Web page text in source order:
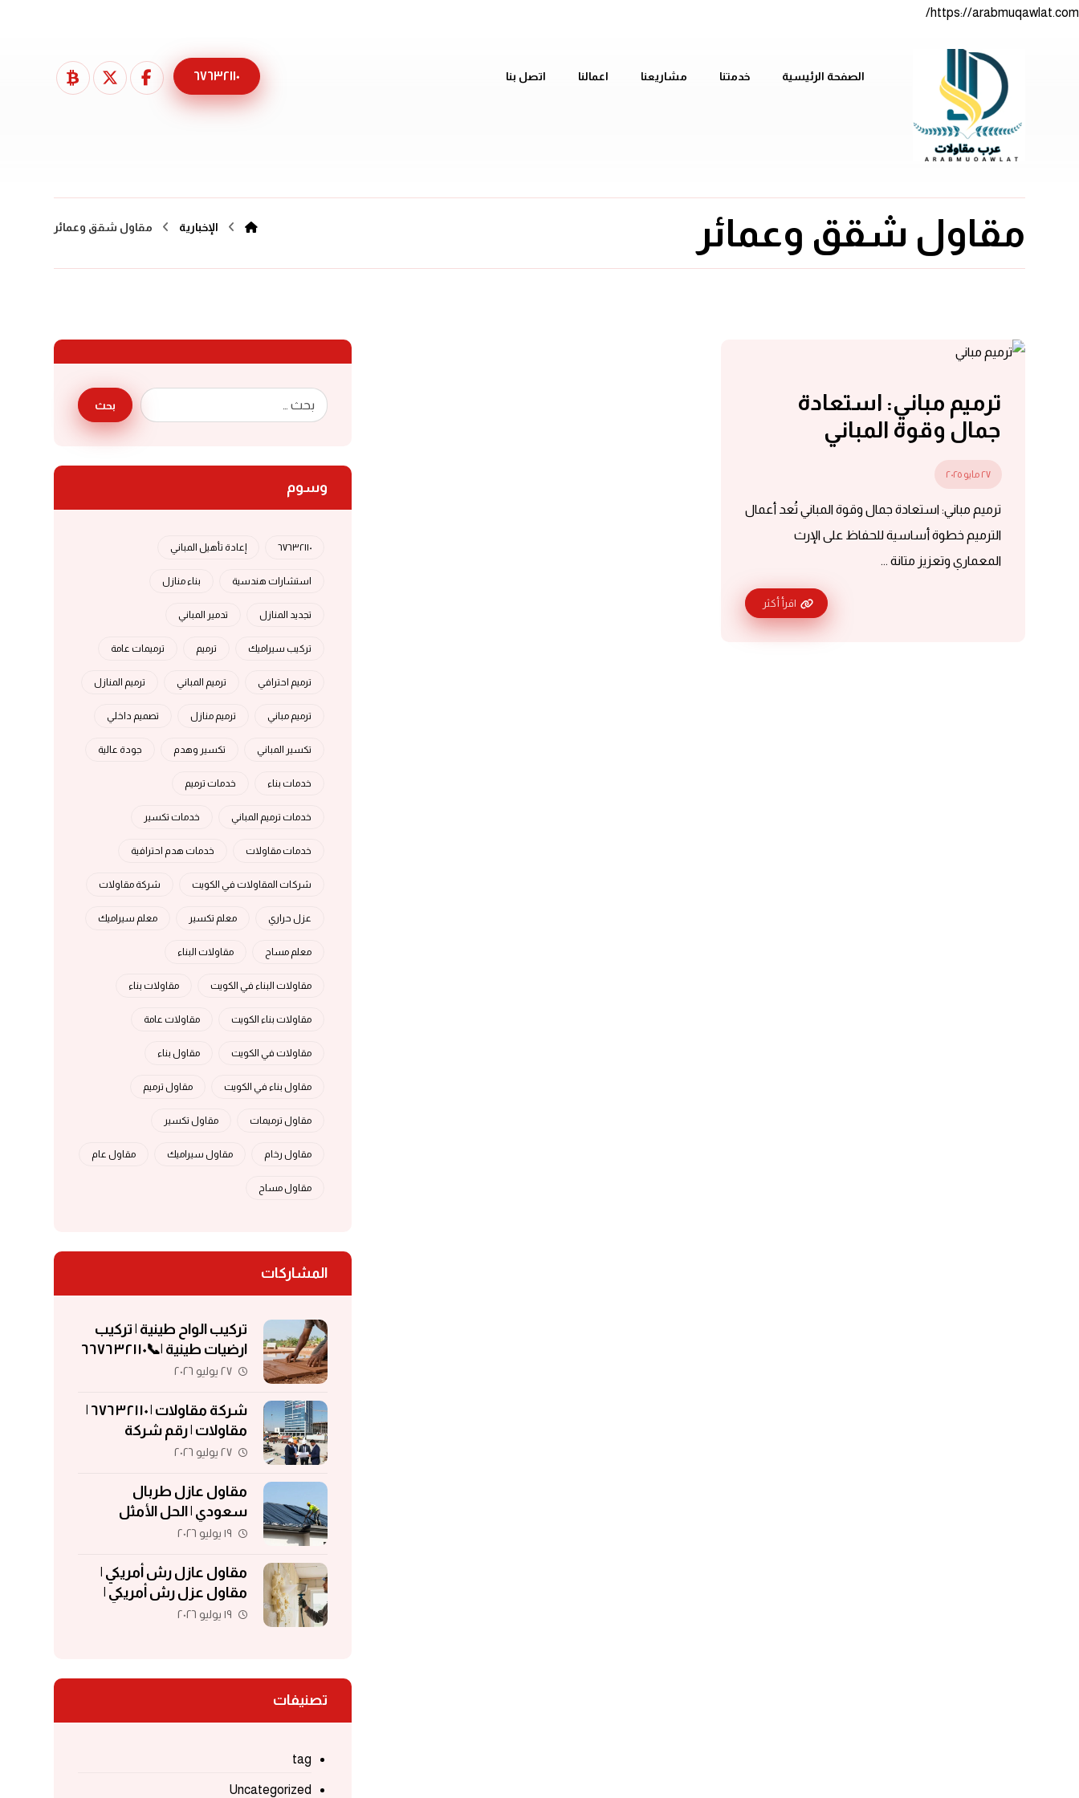
https://arabmuqawlat.com/
الصفحة الرئيسية خدمتنا مشاريعنا اعمالنا اتصل بنا ٦٧٦٣٢١١٠
مقاول شقق وعمائر الإخبارية مقاول شقق وعمائر
ترميم مباني: استعادة
جمال وقوة المباني
٢٧ مايو ٢٠٢٥
ترميم مباني: استعادة جمال وقوة المباني تُعد أعمال
الترميم خطوة أساسية للحفاظ على الإرث
المعماري وتعزيز متانة ...
اقرأ أكثر
بحث
وسوم
٦٧٦٣٢١١٠ إعادة تأهيل المباني
استشارات هندسية بناء منازل
تجديد المنازل تدمير المباني
تركيب سيراميك ترميم ترميمات عامة
ترميم احترافي ترميم المباني ترميم المنازل
ترميم مباني ترميم منازل تصميم داخلي
تكسير المباني تكسير وهدم جودة عالية
خدمات بناء خدمات ترميم
خدمات ترميم المباني خدمات تكسير
خدمات مقاولات خدمات هدم احترافية
شركات المقاولات في الكويت شركة مقاولات
عزل حراري معلم تكسير معلم سيراميك
معلم مساح مقاولات البناء
مقاولات البناء في الكويت مقاولات بناء
مقاولات بناء الكويت مقاولات عامة
مقاولات في الكويت مقاول بناء
مقاول بناء في الكويت مقاول ترميم
مقاول ترميمات مقاول تكسير
مقاول رخام مقاول سيراميك مقاول عام
مقاول مساح
المشاركات
تركيب الواح طينية | تركيب
ارضيات طينية |📞٦٦٧٦٣٢١١٠
| الواح طينية | معلم تركيب
٢٧ يوليو ٢٠٢٦
شركة مقاولات | ٦٧٦٣٢١١٠ |
مقاولات | رقم شركة
مقاولات | مقاولات الكويت
٢٧ يوليو ٢٠٢٦
مقاول عازل طربال
سعودي | الحل الأمثل
لحماية الأسطح والمباني
١٩ يوليو ٢٠٢٦
مقاول عازل رش أمريكي |
مقاول عزل رش أمريكي |
مقاول عزل فوم | مقاول
١٩ يوليو ٢٠٢٦
تصنيفات
tag
Uncategorized